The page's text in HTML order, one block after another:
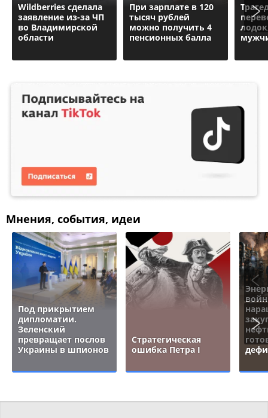
Wildberries cделала
заявление из-за ЧП
во Владимирской
области
При зарплате в 120
тысяч рублей
можно получить 4
пенсионных балла
Мнения, события, идеи
Под прикрытием
дипломатии.
Зеленский
превращает послов
Украины в шпионов
Стратегическая
ошибка Петра I